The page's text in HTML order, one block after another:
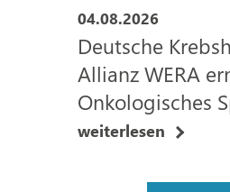
04.08.2026
Deutsche
Allianz WERA
Onkologisches
weiterlesen